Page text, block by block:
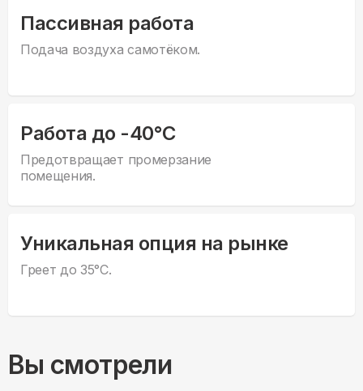
Пассивная работа
Подача воздуха самотёком.
Работа до -40°С
Предотвращает промерзание
помещения.
Уникальная опция на рынке
Греет до 35°С.
Вы смотрели